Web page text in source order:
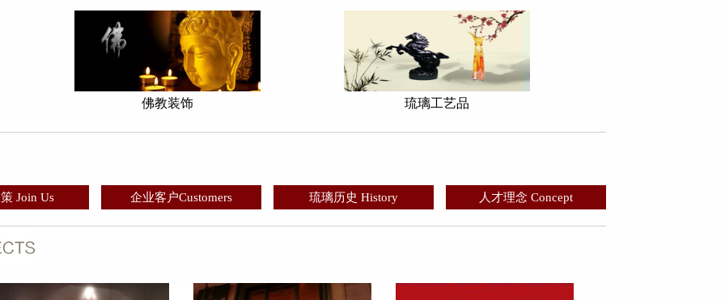
佛教装饰 琉璃工艺品
Join Us 企业客户Customers 琉璃历史 History 人才理念 Concept